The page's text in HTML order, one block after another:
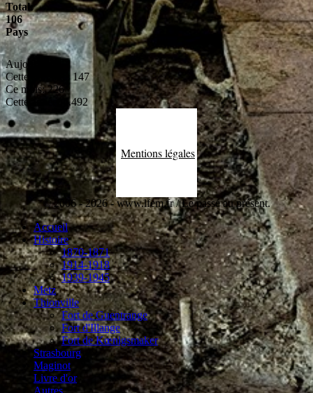
Total:
106
Pays
Aujourd'hui:
4
Cette semaine:
147
Ce mois: 226
Cette année:
6.492
Mentions légales
© 2006 - 2026 - www.lfem.fr / Le passé au présent.
Accueil
Histoire
1870-1871
1914-1918
1939-1945
Metz
Thionville
Fort de Guentrange
Fort d'Illange
Fort de Kœnigsmaker
Strasbourg
Maginot
Livre d'or
Autres